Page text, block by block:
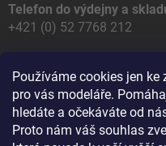
Používáme cookies jen
pro vás modeláře.
hledáte a očekáváte od
Proto nám váš souhlas
Telefon do výdejny a
+421 (0) 52 7768 212
HT model
Na letisko 49
058 01 Poprad
Slovenská Republika